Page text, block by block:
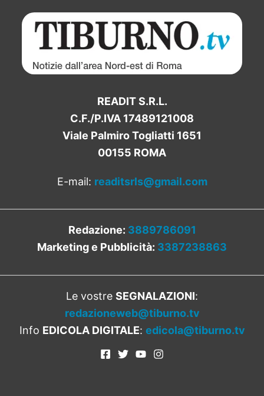
READIT S.R.L.
C.F./P.IVA 17489121008
Viale Palmiro Togliatti 1651
00155 ROMA
E-mail: readitsrls@gmail.com
Redazione: 3889786091
Marketing e Pubblicità: 3387238863
Le vostre SEGNALAZIONI:
redazioneweb@tiburno.tv
Info EDICOLA DIGITALE: edicola@tiburno.tv